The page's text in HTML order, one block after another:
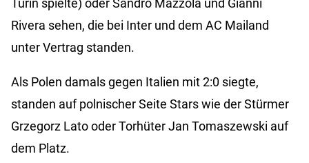
Rivera sehen, die bei Inter und dem AC Mailand
unter Vertrag standen.
Als Polen damals gegen Italien mit 2:0 siegte,
standen auf polnischer Seite Stars wie der Stürmer
Grzegorz Lato oder Torhüter Jan Tomaszewski auf
dem Platz.